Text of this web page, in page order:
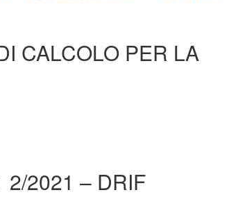
CALCOLO PER LA
2/2021 – DRIF